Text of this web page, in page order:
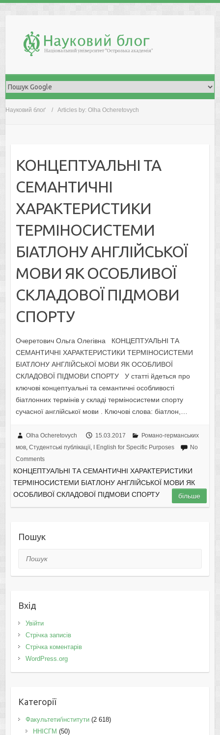
Науковий блоґ Articles by: Olha Ocheretovych
КОНЦЕПТУАЛЬНІ ТА
СЕМАНТИЧНІ
ХАРАКТЕРИСТИКИ
ТЕРМІНОСИСТЕМИ
БІАТЛОНУ АНГЛІЙСЬКОЇ
МОВИ ЯК ОСОБЛИВОЇ
СКЛАДОВОЇ ПІДМОВИ
СПОРТУ
Очеретович Ольга Олегівна КОНЦЕПТУАЛЬНІ ТА
СЕМАНТИЧНІ ХАРАКТЕРИСТИКИ ТЕРМІНОСИСТЕМИ
БІАТЛОНУ АНГЛІЙСЬКОЇ МОВИ ЯК ОСОБЛИВОЇ
СКЛАДОВОЇ ПІДМОВИ СПОРТУ У статті йдеться про
ключові концептуальні та семантичні особливості
біатлонних термінів у складі терміносистеми спорту
сучасної англійської мови . Ключові слова: біатлон,…
Olha Ocheretovych 15.03.2017
Романо-германських
мов, Студентські публікації, І English for Specific Purposes
No
Comments
КОНЦЕПТУАЛЬНІ ТА СЕМАНТИЧНІ ХАРАКТЕРИСТИКИ
ТЕРМІНОСИСТЕМИ БІАТЛОНУ АНГЛІЙСЬКОЇ МОВИ ЯК
ОСОБЛИВОЇ СКЛАДОВОЇ ПІДМОВИ СПОРТУ
більше
Пошук
Пошук
Вхід
Увійти
Стрічка записів
Стрічка коментарів
WordPress.org
Категорії
Факультети/інститути(2 618)
ННІСГМ (50)